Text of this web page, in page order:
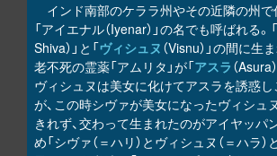
インド南部のケララ州やその近隣の州で
「アイエナル（Iyenar）」の名でも呼ばれる。「
Shiva）」と「ヴィシュヌ （Visnu）」の間に
老不死の霊薬「アムリタ」が「アスラ （Asura
ヴィシュヌは美女に化けてアスラを誘惑
が、この時シヴァが美女になったヴィシュ
きれず、交わって生まれたのがアイヤッパ
め「シヴァ（＝ハリ）とヴィシュヌ（＝ハラ